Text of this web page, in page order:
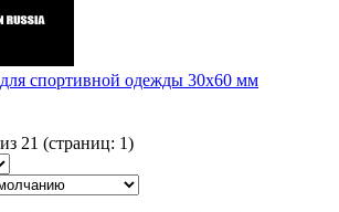
спортивной одежды 30х60 мм
21 (страниц: 1)